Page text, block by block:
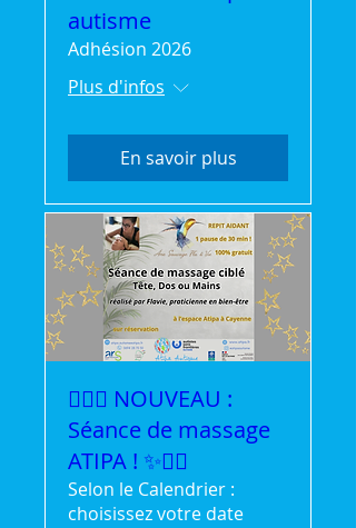
autisme
Adhésion 2026
Plus d'infos
En savoir plus
💆‍♀️✨ NOUVEAU :
Séance de massage
ATIPA ! ✨💆‍♂️
Selon le Calendrier :
choisissez votre date